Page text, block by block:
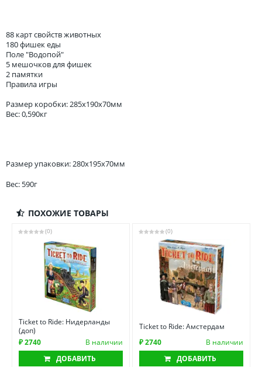
88 карт свойств животных
180 фишек еды
Поле "Водопой"
5 мешочков для фишек
2 памятки
Правила игры
Размер коробки: 285x190x70мм
Вес: 0,590кг
Размер упаковки: 280x195x70мм
Вес: 590г
ПОХОЖИЕ ТОВАРЫ
(0)
Ticket to Ride: Нидерланды
(доп)
₽ 2740
В наличии
ДОБАВИТЬ
(0)
Ticket to Ride: Амстердам
₽ 2740
В наличии
ДОБАВИТЬ